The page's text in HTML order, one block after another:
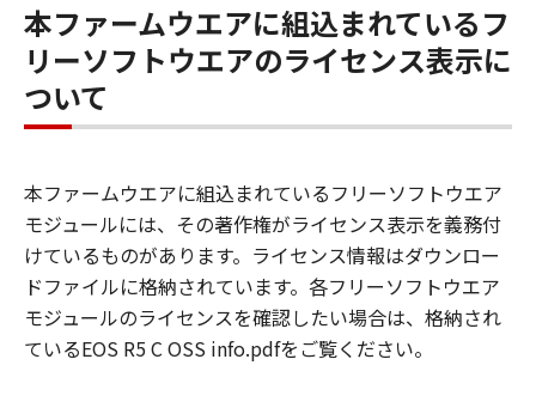
本ファームウエアに組込まれているフ
リーソフトウエアのライセンス表示に
ついて
本ファームウエアに組込まれているフリーソフトウエア
モジュールには、その著作権がライセンス表示を義務付
けているものがあります。ライセンス情報はダウンロー
ドファイルに格納されています。各フリーソフトウエア
モジュールのライセンスを確認したい場合は、格納され
ているEOS R5 C OSS info.pdfをご覧ください。